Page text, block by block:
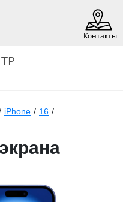
Контакты
iPhone / 16 /